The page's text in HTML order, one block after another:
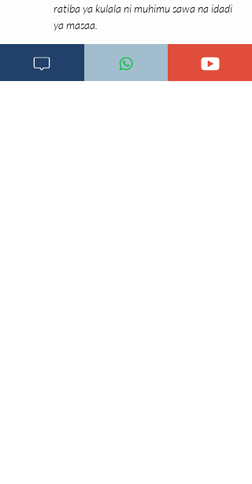
ratiba ya kulala ni muhimu sawa na idadi
ya masaa.
2. Je, kulala mchana
kunaweza kufidia